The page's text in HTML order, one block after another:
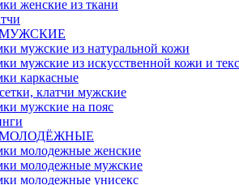
женские из ткани
мужские из натуральной кожи
мужские из искусственной кожи и
каркасные
клатчи мужские
мужские на пояс
молодежные женские
молодежные мужские
молодежные унисекс